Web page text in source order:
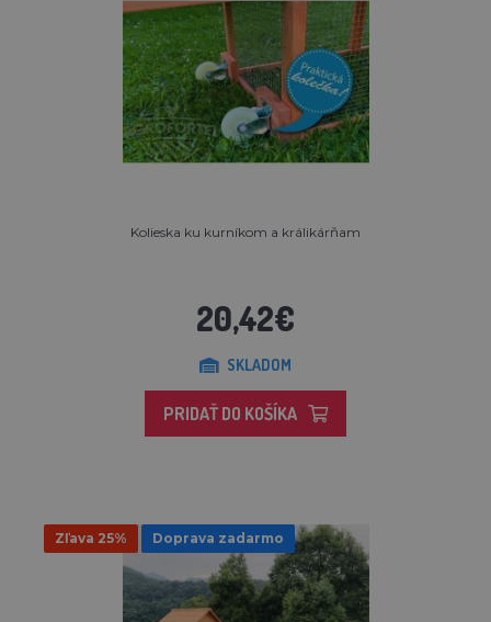
Kolieska ku kurníkom a králikárňam
20,42€
SKLADOM
PRIDAŤ DO KOŠÍKA
Zľava 25% Doprava zadarmo